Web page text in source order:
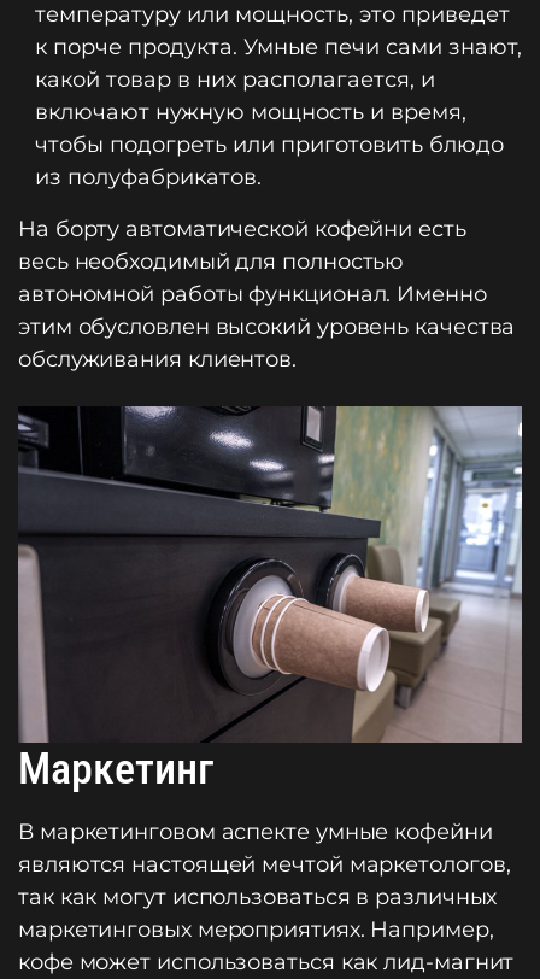
температуру или мощность, это приведет
к порче продукта. Умные печи сами знают,
какой товар в них располагается, и
включают нужную мощность и время,
чтобы подогреть или приготовить блюдо
из полуфабрикатов.
На борту автоматической кофейни есть
весь необходимый для полностью
автономной работы функционал. Именно
этим обусловлен высокий уровень качества
обслуживания клиентов.
Маркетинг
В маркетинговом аспекте умные кофейни
являются настоящей мечтой маркетологов,
так как могут использоваться в различных
маркетинговых мероприятиях. Например,
кофе может использоваться как лид-магнит